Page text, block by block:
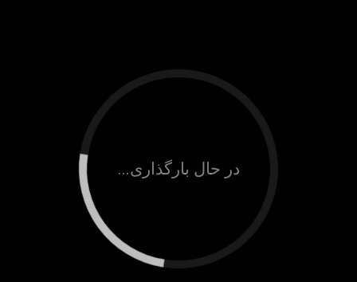
در حال بارگذاری...